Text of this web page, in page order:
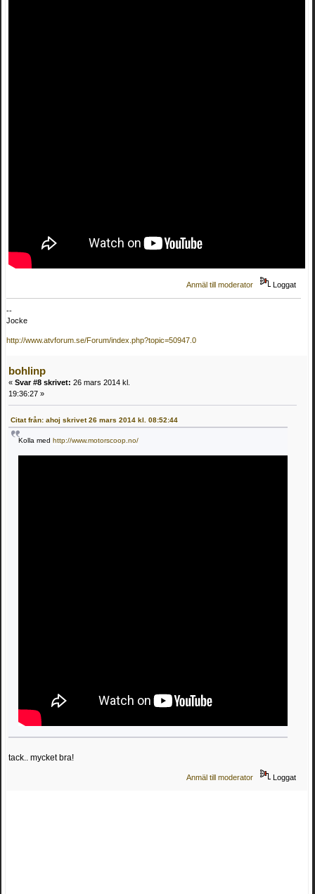
Anmäl till moderator Loggat
--
Jocke
http://www.atvforum.se/Forum/index.php?topic=50947.0
bohlinp
« Svar #8 skrivet: 26 mars 2014 kl.
19:36:27 »
Citat från: ahoj skrivet 26 mars 2014 kl. 08:52:44
Kolla med http://www.motorscoop.no/
tack.. mycket bra!
Anmäl till moderator Loggat